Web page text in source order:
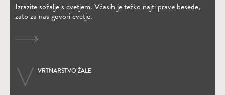
Izrazite sožalje s cvetjem. Včasih je težko najti prave besede,
zato za nas govori cvetje.
VRTNARSTVO ŽALE